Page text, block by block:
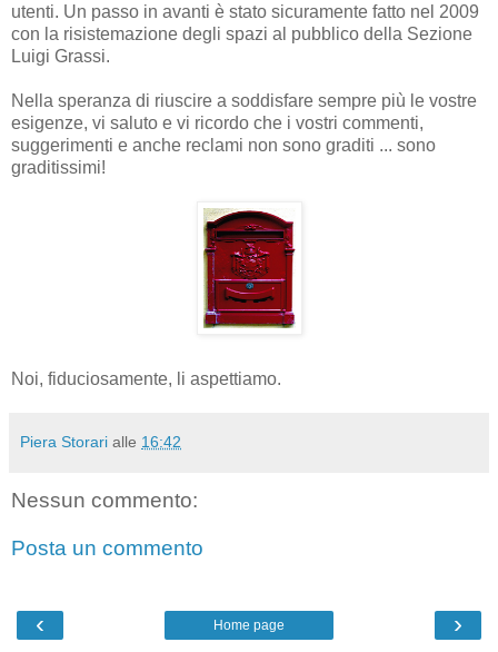
utenti. Un passo in avanti è stato sicuramente fatto nel 2009
con la risistemazione degli spazi al pubblico della Sezione
Luigi Grassi.
Nella speranza di riuscire a soddisfare sempre più le vostre
esigenze, vi saluto e vi ricordo che i vostri commenti,
suggerimenti e anche reclami non sono graditi ... sono
graditissimi!
Noi, fiduciosamente, li aspettiamo.
Piera Storari alle 16:42
Nessun commento:
Posta un commento
‹ ›
Home page